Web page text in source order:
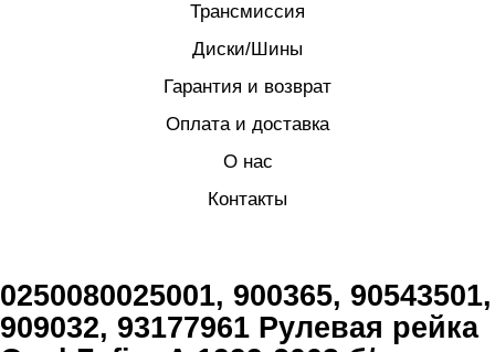
Трансмиссия
Диски/Шины
Гарантия и возврат
Оплата и доставка
О нас
Контакты
0250080025001, 900365, 90543501,
909032, 93177961 Рулевая рейка